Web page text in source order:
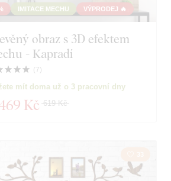
IMITACE MECHU VÝPRODEJ 🔥
obraz s 3D efektem
- Kapradí
(7)
mít doma už o 3 pracovní dny
Kč 619 Kč